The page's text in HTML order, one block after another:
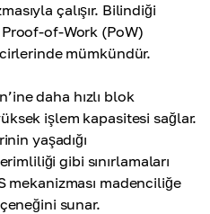
çalışır. Bilindiği
of-Work (PoW)
mümkündür.
daha hızlı blok
işlem kapasitesi sağlar.
yaşadığı
gibi sınırlamaları
mekanizması madenciliğe
sunar.